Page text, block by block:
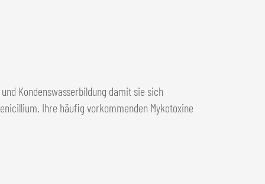
Kondenswasserbildung damit sie sich
Ihre häufig vorkommenden Mykotoxine